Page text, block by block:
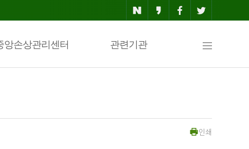
앙손상관리센터 관련기관
인쇄